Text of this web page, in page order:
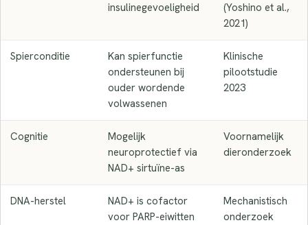
insulinegevoeligheid
(Yoshino et al.,
2021)
Spierconditie
Kan spierfunctie
ondersteunen bij
ouder wordende
volwassenen
Klinische
pilootstudie
2023
Cognitie
Mogelijk
neuroprotectief via
NAD+ sirtuïne-as
Voornamelijk
dieronderzoek
DNA-herstel
NAD+ is cofactor
voor PARP-eiwitten
Mechanistisch
onderzoek